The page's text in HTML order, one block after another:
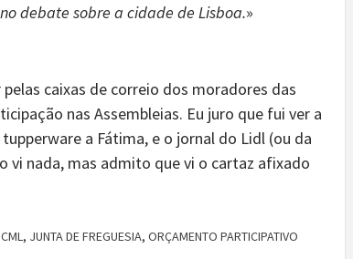
debate sobre a cidade de Lisboa.»
caixas de correio dos moradores das
nas Assembleias. Eu juro que fui ver a
a Fátima, e o jornal do Lidl (ou da
vi nada, mas admito que vi o cartaz afixado
CML, JUNTA DE FREGUESIA, ORÇAMENTO PARTICIPATIVO